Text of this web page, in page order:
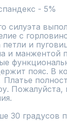
- 5%
силуэта
с
петли и
и манжентой
пояс. В
Платье
Пожалуйста,
30 градусов